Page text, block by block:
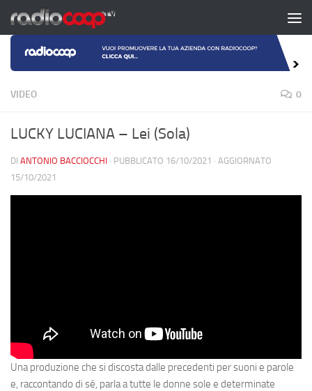
Salta al contenuto
VIDEO 0
LUCKY LUCIANA – Lei (Sola)
DI ANTONIO BACCIOCCHI · PUBBLICATO 16/10/2021 · AGGIORNATO
15/10/2021
Una produzione che si discosta dalle precedenti per suoni e parole
e, raccontando di sé, parla a tutte le donne sole e determinate